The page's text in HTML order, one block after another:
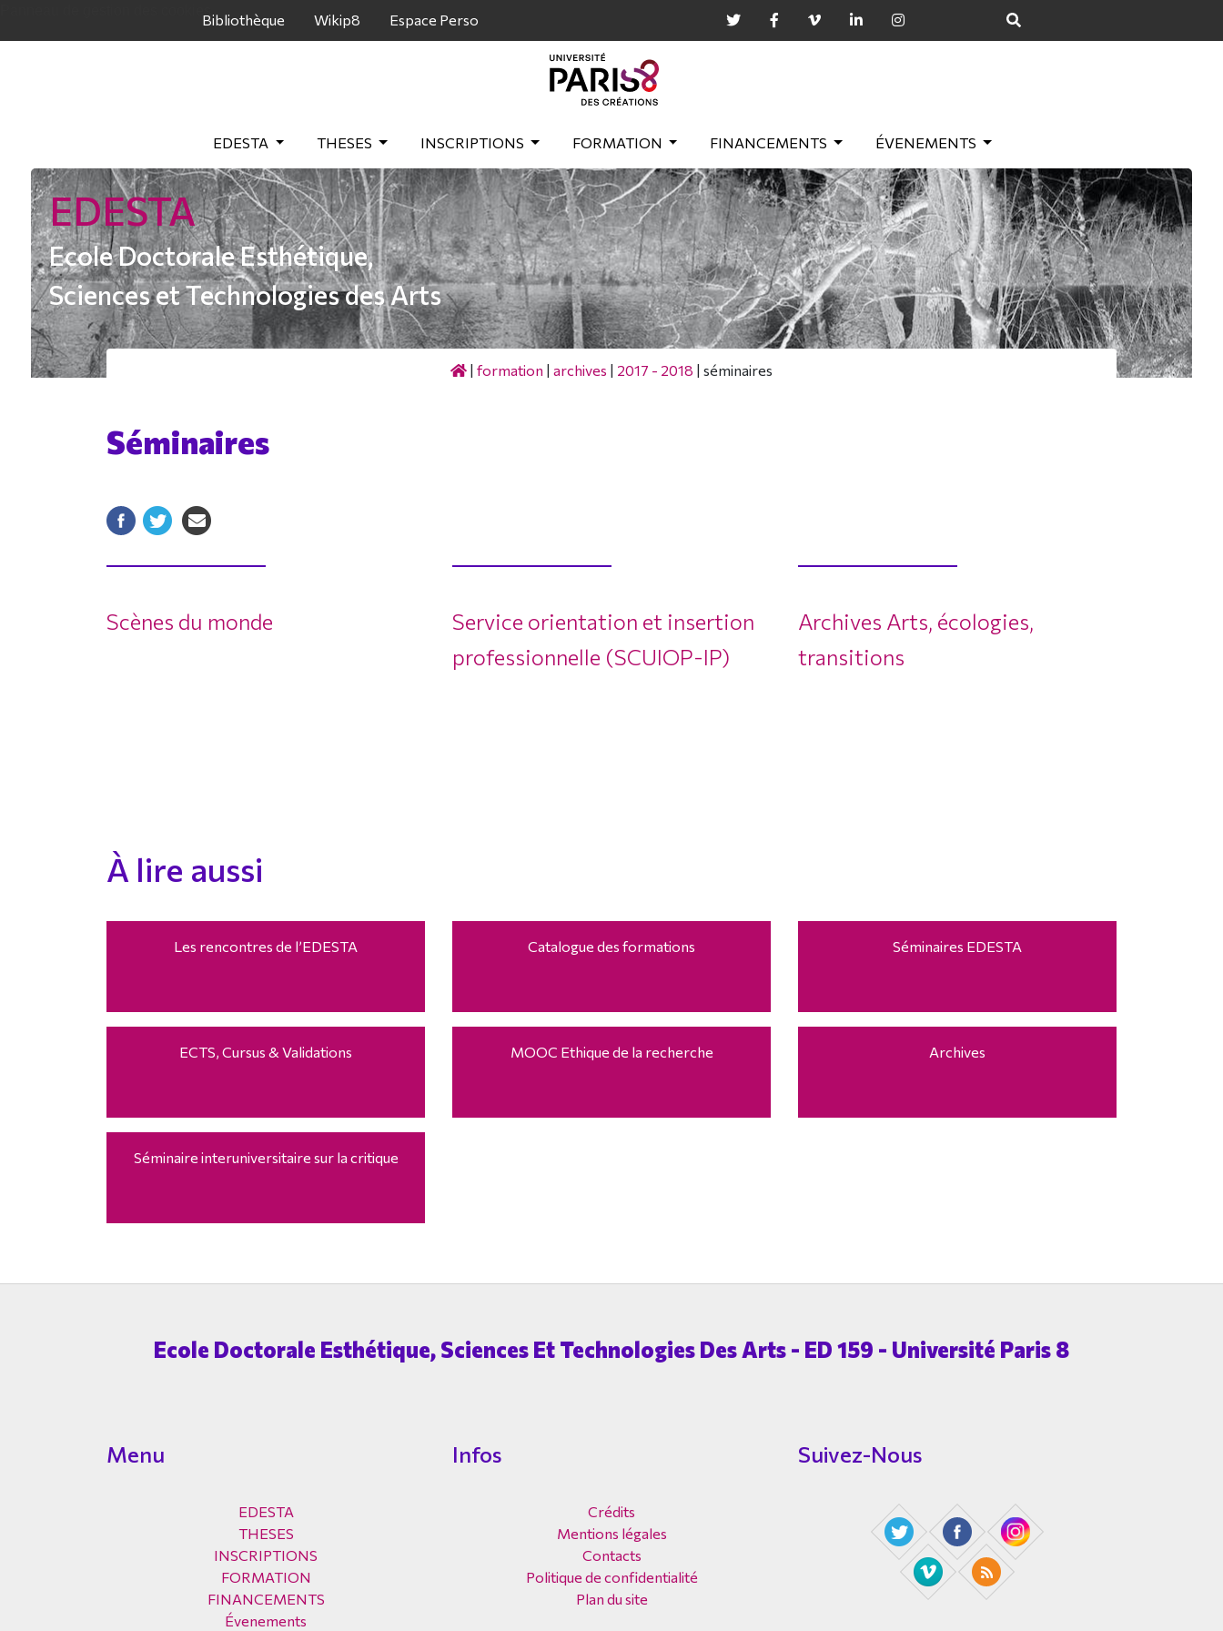
Bibliothèque Wikip8 Espace Perso
EDESTA THESES INSCRIPTIONS FORMATION FINANCEMENTS ÉVENEMENTS
EDESTA
Ecole Doctorale Esthétique,
Sciences et Technologies des Arts
| formation | archives | 2017 - 2018 | séminaires
Séminaires
Scènes du monde
Service orientation et insertion
professionnelle (SCUIOP-IP)
Archives Arts, écologies,
transitions
À lire aussi
Les rencontres de l’EDESTA Catalogue des formations Séminaires EDESTA
ECTS, Cursus & Validations MOOC Ethique de la recherche Archives
Séminaire interuniversitaire sur la critique
Ecole Doctorale Esthétique, Sciences Et Technologies Des Arts - ED 159 - Université Paris 8
Menu
EDESTA
THESES
INSCRIPTIONS
FORMATION
FINANCEMENTS
Évenements
Infos
Crédits
Mentions légales
Contacts
Politique de confidentialité
Plan du site
Suivez-Nous